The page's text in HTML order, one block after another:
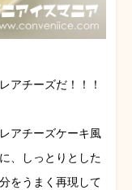
アチーズだ！！！
アチーズケーキ風
、しっとりとした
をうまく再現して